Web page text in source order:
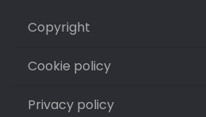
Copyright
Cookie policy
Privacy policy